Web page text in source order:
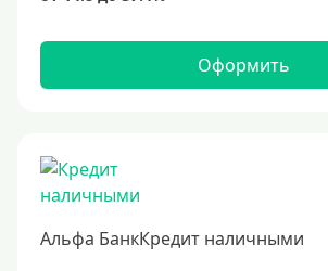
Низкий процент
4%
5%
Оформить
Альфа БанкКредит наличными